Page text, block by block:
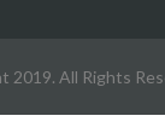
2019. All Rights